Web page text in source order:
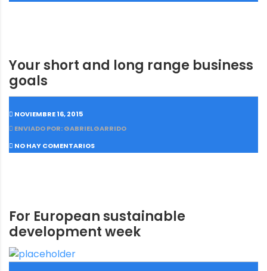
Your short and long range business
goals
NOVIEMBRE 16, 2015
ENVIADO POR: GABRIELGARRIDO
NO HAY COMENTARIOS
For European sustainable
development week